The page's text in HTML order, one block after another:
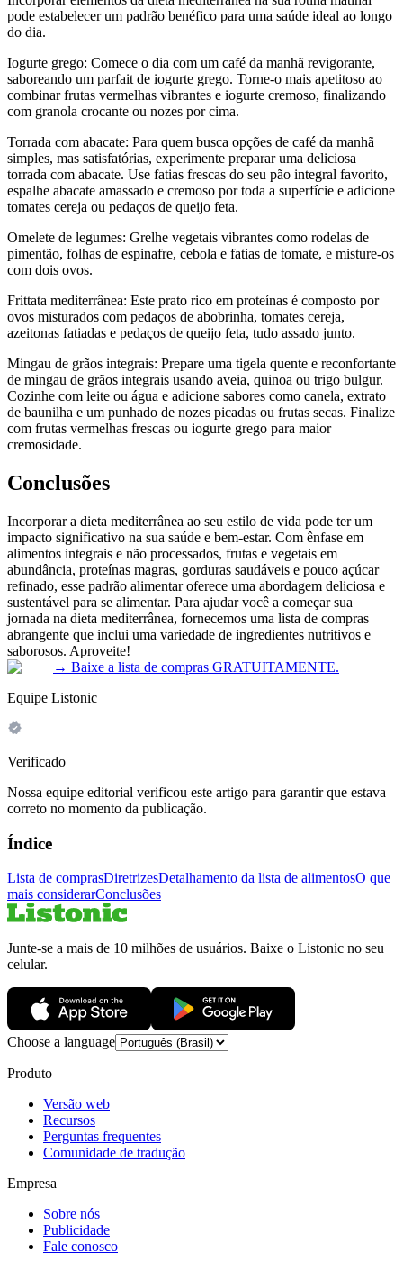
pode estabelecer um padrão benéfico para uma saúde ideal ao longo
do dia.
Iogurte grego: Comece o dia com um café da manhã revigorante,
saboreando um parfait de iogurte grego. Torne-o mais apetitoso ao
combinar frutas vermelhas vibrantes e iogurte cremoso, finalizando
com granola crocante ou nozes por cima.
Torrada com abacate: Para quem busca opções de café da manhã
simples, mas satisfatórias, experimente preparar uma deliciosa
torrada com abacate. Use fatias frescas do seu pão integral favorito,
espalhe abacate amassado e cremoso por toda a superfície e adicione
tomates cereja ou pedaços de queijo feta.
Omelete de legumes: Grelhe vegetais vibrantes como rodelas de
pimentão, folhas de espinafre, cebola e fatias de tomate, e misture-os
com dois ovos.
Frittata mediterrânea: Este prato rico em proteínas é composto por
ovos misturados com pedaços de abobrinha, tomates cereja,
azeitonas fatiadas e pedaços de queijo feta, tudo assado junto.
Mingau de grãos integrais: Prepare uma tigela quente e reconfortante
de mingau de grãos integrais usando aveia, quinoa ou trigo bulgur.
Cozinhe com leite ou água e adicione sabores como canela, extrato
de baunilha e um punhado de nozes picadas ou frutas secas. Finalize
com frutas vermelhas frescas ou iogurte grego para maior
cremosidade.
Conclusões
Incorporar a dieta mediterrânea ao seu estilo de vida pode ter um
impacto significativo na sua saúde e bem-estar. Com ênfase em
alimentos integrais e não processados, frutas e vegetais em
abundância, proteínas magras, gorduras saudáveis e pouco açúcar
refinado, esse padrão alimentar oferece uma abordagem deliciosa e
sustentável para se alimentar. Para ajudar você a começar sua
jornada na dieta mediterrânea, fornecemos uma lista de compras
abrangente que inclui uma variedade de ingredientes nutritivos e
saborosos. Aproveite!
→ Baixe a lista de compras GRATUITAMENTE.
Equipe Listonic
Verificado
Nossa equipe editorial verificou este artigo para garantir que estava
correto no momento da publicação.
Índice
Lista de comprasDiretrizesDetalhamento da lista de alimentosO que
mais considerarConclusões
Junte-se a mais de 10 milhões de usuários. Baixe o Listonic no seu
celular.
Choose a language
Produto
Versão web
Recursos
Perguntas frequentes
Comunidade de tradução
Empresa
Sobre nós
Publicidade
Fale conosco